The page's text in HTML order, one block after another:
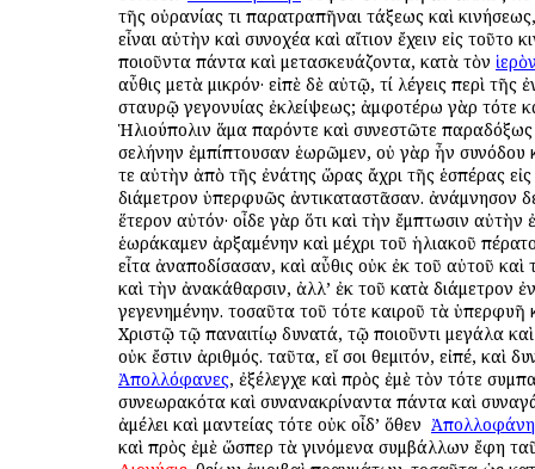
τῆς οὐρανίας τι παρατραπῆναι τάξεως καὶ
εἶναι αὐτὴν καὶ συνοχέα καὶ αἴτιον ἔχειν εἰς τοῦτο
ποιοῦντα πάντα καὶ μετασκευάζοντα, κατὰ τὸν
αὖθις μετὰ μικρόν· εἰπὲ δὲ αὐτῷ, τί λέγεις περὶ τῆς
σταυρῷ γεγονυίας ἐκλείψεως; ἀμφοτέρω γὰρ τότε
Ἡλιούπολιν ἅμα παρόντε καὶ συνεστῶτε
σελήνην ἐμπίπτουσαν ἑωρῶμεν, οὐ γὰρ ἦν συνόδου
τε αὐτὴν ἀπὸ τῆς ἐνάτης ὥρας ἄχρι τῆς ἑσπέρας
διάμετρον ὑπερφυῶς ἀντικαταστᾶσαν. ἀνάμνησον
ἕτερον αὐτόν· οἶδε γὰρ ὅτι καὶ τὴν ἔμπτωσιν αὐτὴν
ἑωράκαμεν ἀρξαμένην καὶ μέχρι τοῦ ἡλιακοῦ
εἶτα ἀναποδίσασαν, καὶ αὖθις οὐκ ἐκ τοῦ αὐτοῦ καὶ
καὶ τὴν ἀνακάθαρσιν, ἀλλ’ ἐκ τοῦ κατὰ διάμετρον
γεγενημένην. τοσαῦτα τοῦ τότε καιροῦ τὰ ὑπερφυῆ
Χριστῷ τῷ παναιτίῳ δυνατά, τῷ ποιοῦντι μεγάλα
οὐκ ἔστιν ἀριθμός. ταῦτα, εἴ σοι θεμιτόν, εἰπέ, καὶ
Ἀπολλόφανες, ἐξέλεγχε καὶ πρὸς ἐμὲ τὸν τότε
συνεωρακότα καὶ συνανακρίναντα πάντα καὶ
ἀμέλει καὶ μαντείας τότε οὐκ οἶδ’ ὅθεν ὁ
καὶ πρὸς ἐμὲ ὥσπερ τὰ γινόμενα συμβάλλων ἔφη